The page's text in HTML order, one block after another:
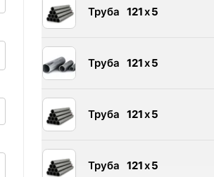
Труба 121x5
Труба 121x5
Труба 121x5
Труба 121x5